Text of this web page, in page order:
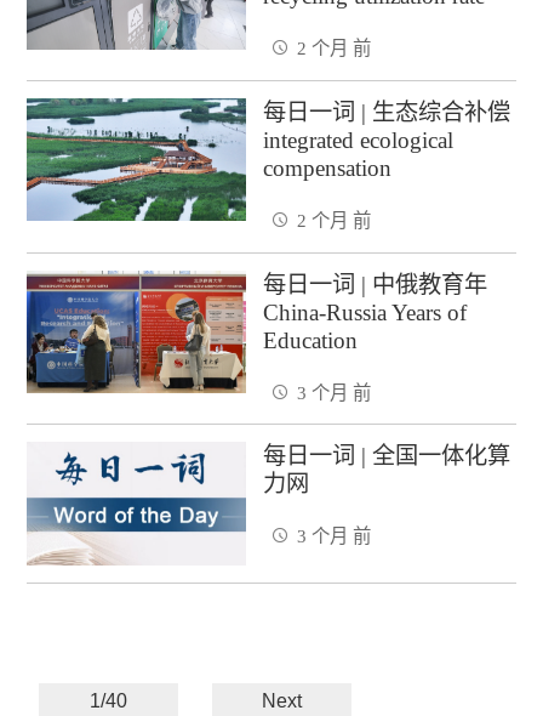
2 个月 前
每日一词 | 生态综合补偿
integrated ecological
compensation
2 个月 前
每日一词 | 中俄教育年
China-Russia Years of
Education
3 个月 前
每日一词 | 全国一体化算
力网
3 个月 前
1/40 Next